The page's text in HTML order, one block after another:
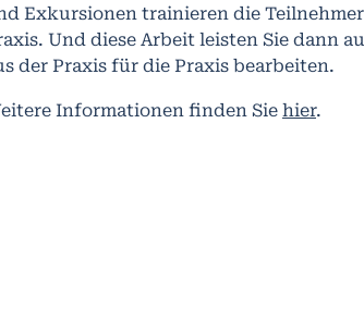
Exkursionen trainieren die
Und diese Arbeit leisten Sie dann
der Praxis für die Praxis bearbeiten.
Informationen finden Sie hier.